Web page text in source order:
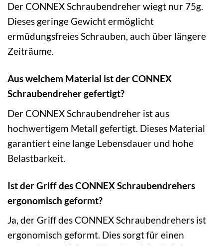
Der CONNEX Schraubendreher wiegt nur 75g.
Dieses geringe Gewicht ermöglicht
ermüdungsfreies Schrauben, auch über längere
Zeiträume.
Aus welchem Material ist der CONNEX
Schraubendreher gefertigt?
Der CONNEX Schraubendreher ist aus
hochwertigem Metall gefertigt. Dieses Material
garantiert eine lange Lebensdauer und hohe
Belastbarkeit.
Ist der Griff des CONNEX Schraubendrehers
ergonomisch geformt?
Ja, der Griff des CONNEX Schraubendrehers ist
ergonomisch geformt. Dies sorgt für einen